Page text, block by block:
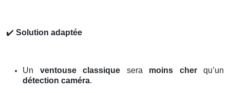
✔️ Solution adaptée
Un ventouse classique sera moins cherqu’un
détection caméra.